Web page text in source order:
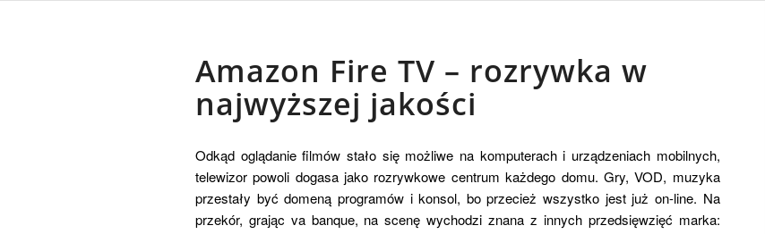
Amazon Fire TV – rozrywka w
najwyższej jakości
Odkąd oglądanie filmów stało się możliwe na komputerach i urządzeniach mobilnych,
telewizor powoli dogasa jako rozrywkowe centrum każdego domu. Gry, VOD, muzyka
przestały być domeną programów i konsol, bo przecież wszystko jest już on-line. Na
przekór, grając va banque, na scenę wychodzi znana z innych przedsięwzięć marka: